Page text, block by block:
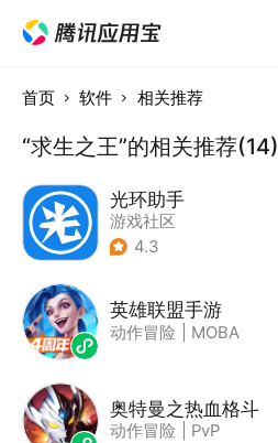
首页 软件 相关推荐
“求生之王”的相关推荐(14)
光环助手
游戏社区
4.3
英雄联盟手游
动作冒险 MOBA
奥特曼之热血格斗
动作冒险 PvP